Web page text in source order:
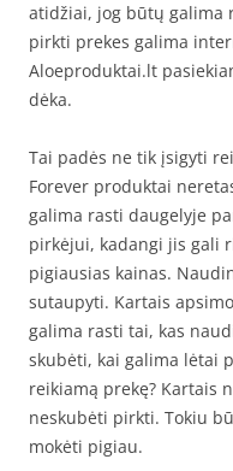
atidžiai, jog būtų galima
pirkti prekes galima
Aloeproduktai.lt
dėka.
Tai padės ne tik įsigyti
Forever produktai
galima rasti daugelyje
pirkėjui, kadangi jis gali
pigiausias kainas.
sutaupyti. Kartais
galima rasti tai, kas
skubėti, kai galima lėtai
reikiamą prekę? Kartais
neskubėti pirkti. Tokiu
mokėti pigiau.